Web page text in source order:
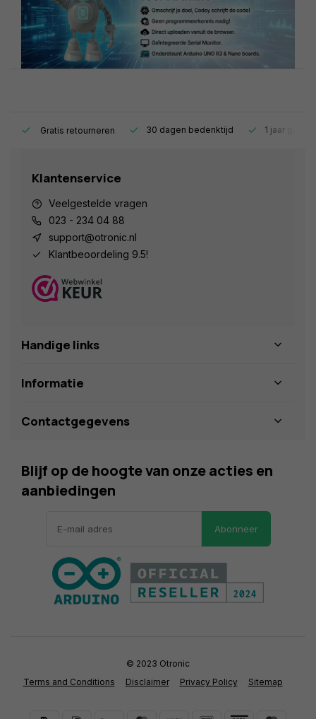
Gratis retourneren 30 dagen bedenktijd 1 jaar
Klantenservice
Veelgestelde vragen
023 - 234 04 88
support@otronic.nl
Klantbeoordeling 9.5!
Handige links
Informatie
Contactgegevens
Blijf op de hoogte van onze acties en
aanbiedingen
Abonneer
Terms and Conditions Disclaimer Privacy Policy Sitemap
© 2023 Otronic